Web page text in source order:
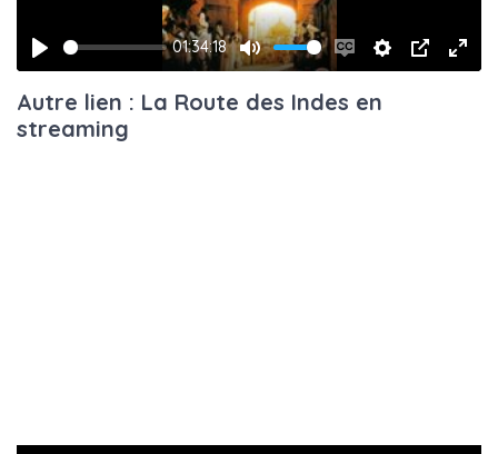
Play
01:34:18
Mute
Enable
captions
Settings
PIP
Autre lien : La Route des Indes en
streaming